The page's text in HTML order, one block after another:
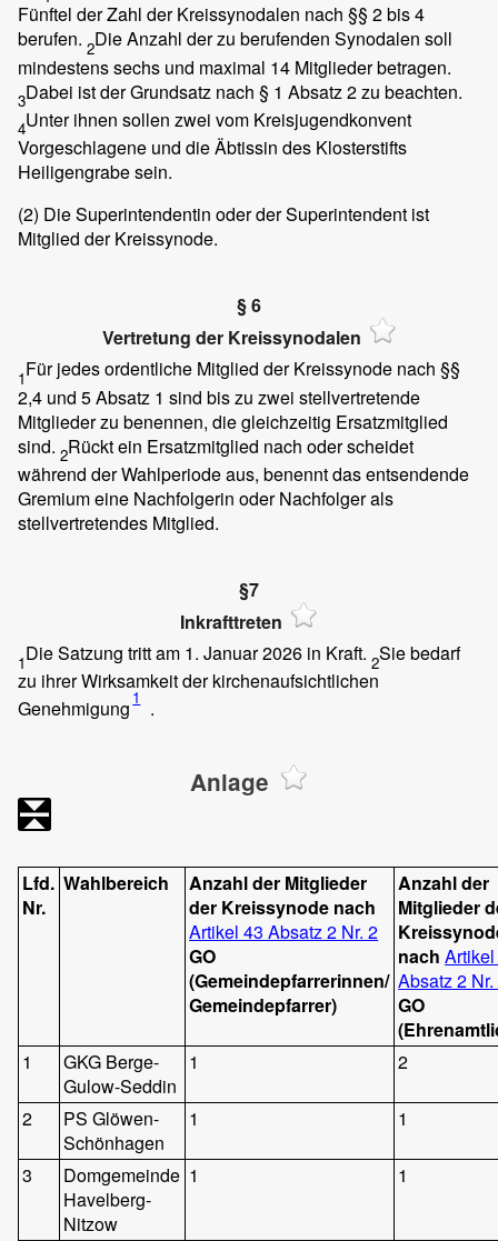
Fünftel der Zahl der Kreissynodalen nach §§ 2 bis 4
berufen. 2Die Anzahl der zu berufenden Synodalen soll
mindestens sechs und maximal 14 Mitglieder betragen.
3Dabei ist der Grundsatz nach § 1 Absatz 2 zu beachten.
4Unter ihnen sollen zwei vom Kreisjugendkonvent
Vorgeschlagene und die Äbtissin des Klosterstifts
Heiligengrabe sein.
(2) Die Superintendentin oder der Superintendent ist
Mitglied der Kreissynode.
§ 6
Vertretung der Kreissynodalen
1Für jedes ordentliche Mitglied der Kreissynode nach §§
2,4 und 5 Absatz 1 sind bis zu zwei stellvertretende
Mitglieder zu benennen, die gleichzeitig Ersatzmitglied
sind. 2Rückt ein Ersatzmitglied nach oder scheidet
während der Wahlperiode aus, benennt das entsendende
Gremium eine Nachfolgerin oder Nachfolger als
stellvertretendes Mitglied.
§7
Inkrafttreten
1Die Satzung tritt am 1. Januar 2026 in Kraft. 2Sie bedarf
zu ihrer Wirksamkeit der kirchenaufsichtlichen
Genehmigung 1 .
Anlage
Lfd.
Nr.
Wahlbereich
Anzahl der Mitglieder
der Kreissynode nach
Artikel 43 Absatz 2 Nr. 2
GO
(Gemeindepfarrerinnen/
Gemeindepfarrer)
Anzahl der
Mitglieder
nach
Absatz 2
GO
1
GKG Berge-
Gulow-Seddin
1 2
2
PS Glöwen-
Schönhagen
1 1
3
Domgemeinde
Havelberg-
Nitzow
1 1